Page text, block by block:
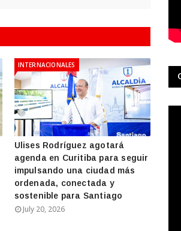
INTERNACIONALES
Ulises Rodríguez agotará
agenda en Curitiba para seguir
impulsando una ciudad más
ordenada, conectada y
sostenible para Santiago
July 20, 2026